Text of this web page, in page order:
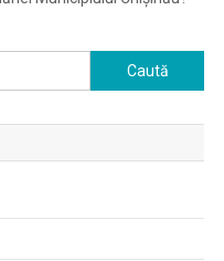
Caută
după: